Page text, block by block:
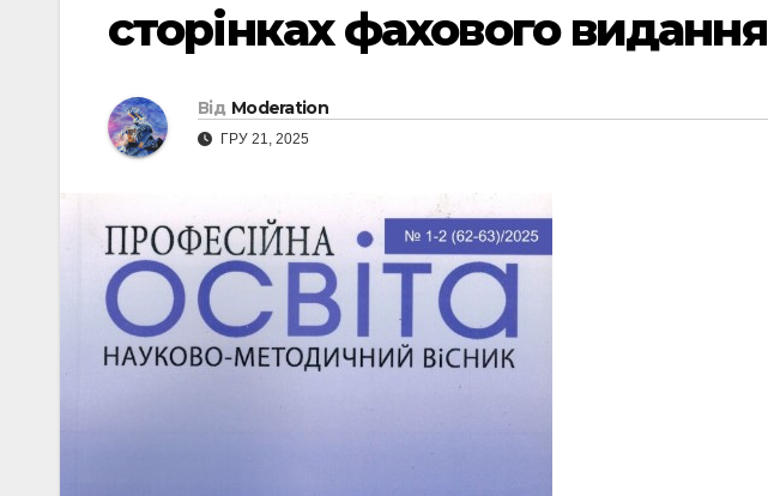
сторінках фахового видання
Від Moderation
ГРУ 21, 2025